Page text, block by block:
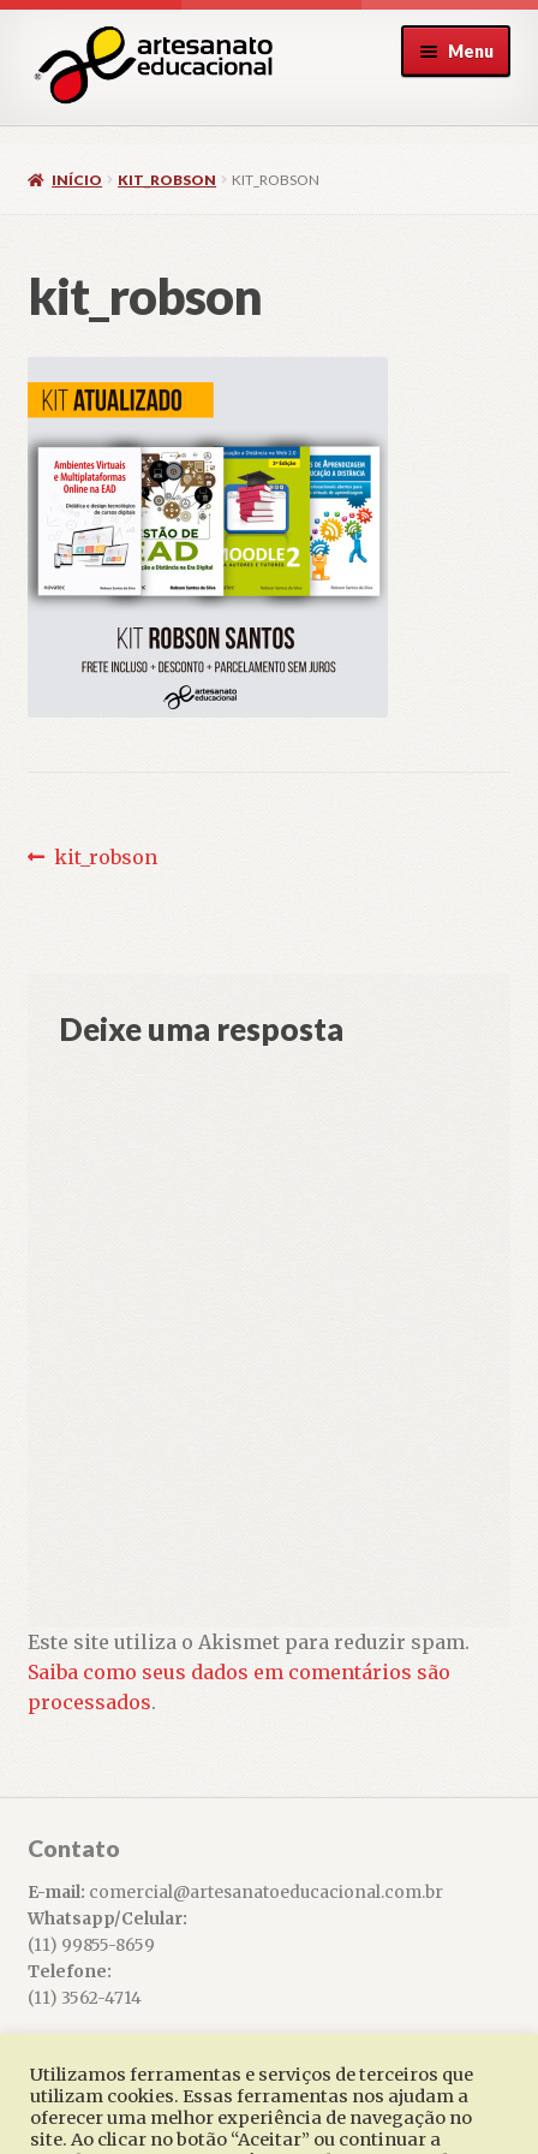
para
navegação
para
conteúdo
Menu
INÍCIO KIT_ROBSON KIT_ROBSON
kit_robson
Navegação
Post
kit_robson
Deixe uma resposta
Este site utiliza o Akismet para reduzir spam.
Saiba como seus dados em comentários são
processados.
Contato
E-mail: comercial@artesanatoeducacional.com.br
Whatsapp/Celular:
(11) 99855-8659
Telefone:
(11) 3562-4714
© Artesanato Educacional 2026
Utilizamos ferramentas e serviços de terceiros que
utilizam cookies. Essas ferramentas nos ajudam a
oferecer uma melhor experiência de navegação no
site. Ao clicar no botão “Aceitar” ou continuar a